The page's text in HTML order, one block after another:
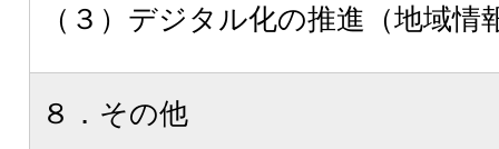
（３）デジタル化の推進（地域情
８．その他